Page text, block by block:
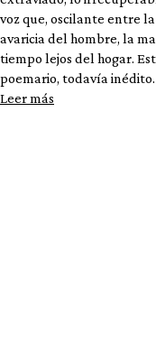
voz que, oscilante entre
avaricia del hombre, la
tiempo lejos del hogar.
poemario, todavía inédito.
Leer más